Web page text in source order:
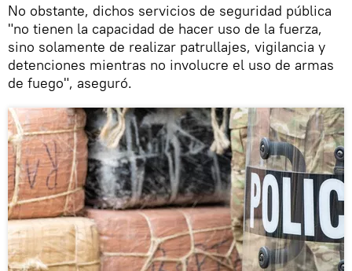
No obstante, dichos servicios de seguridad pública
"no tienen la capacidad de hacer uso de la fuerza,
sino solamente de realizar patrullajes, vigilancia y
detenciones mientras no involucre el uso de armas
de fuego", aseguró.